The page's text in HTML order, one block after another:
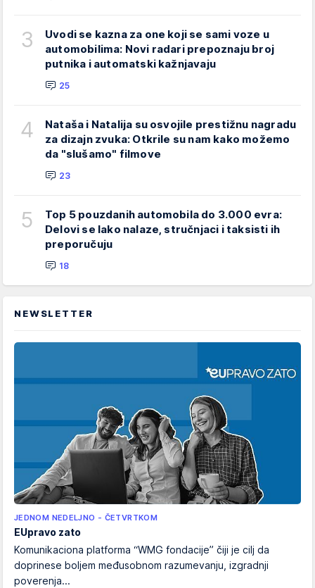
3
Uvodi se kazna za one koji se sami voze u
automobilima: Novi radari prepoznaju broj
putnika i automatski kažnjavaju
25
4
Nataša i Natalija su osvojile prestižnu nagradu
za dizajn zvuka: Otkrile su nam kako možemo
da "slušamo" filmove
23
5
Top 5 pouzdanih automobila do 3.000 evra:
Delovi se lako nalaze, stručnjaci i taksisti ih
preporučuju
18
NEWSLETTER
JEDNOM NEDELJNO - ČETVRTKOM
EUpravo zato
Komunikaciona platforma “WMG fondacije” čiji je cilj da
doprinese boljem međusobnom razumevanju, izgradnji
poverenja...